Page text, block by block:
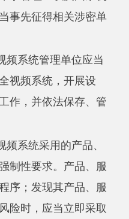
设置显著的提示
由公安机关责令
，将单位基本情
、图像采集设备
期限等基本信
安机关备案。本条
条例施行之日起
备案事项发生变